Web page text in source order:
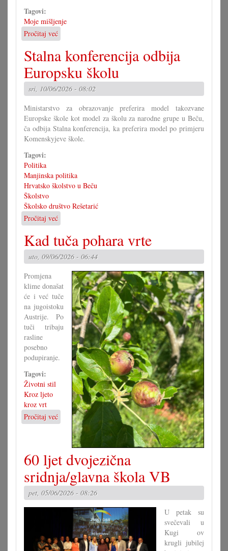
Tagovi:
Moje mišljenje
Pročitaj već
Komenskyjeva
škola
je
europska
škola
Stalna konferencija odbija
Europsku školu
sri, 10/06/2026 - 08:02
Ministarstvo za obrazovanje preferira model takozvane
Europske škole kot model za školu za narodne grupe u Beču,
ča odbija Stalna konferencija, ka preferira model po primjeru
Komenskyjeve škole.
Tagovi:
Politika
Manjinska politika
Hrvatsko školstvo u Beču
Školstvo
Školsko društvo Rešetarić
Pročitaj već
Stalna
konferencija
odbija
Europsku
školu
Kad tuča pohara vrte
uto, 09/06/2026 - 06:44
Promjena
klime donašat
će i već tuče
na jugoistoku
Austrije. Po
tuči tribaju
rasline
posebno
podupiranje.
Tagovi:
Životni stil
Kroz ljeto
kroz vrt
Pročitaj već
Kad
pohara
vrte
60 ljet dvojezična
sridnja/glavna škola VB
pet, 05/06/2026 - 08:26
U petak su
svečevali u
Kugi ov
krugli jubilej